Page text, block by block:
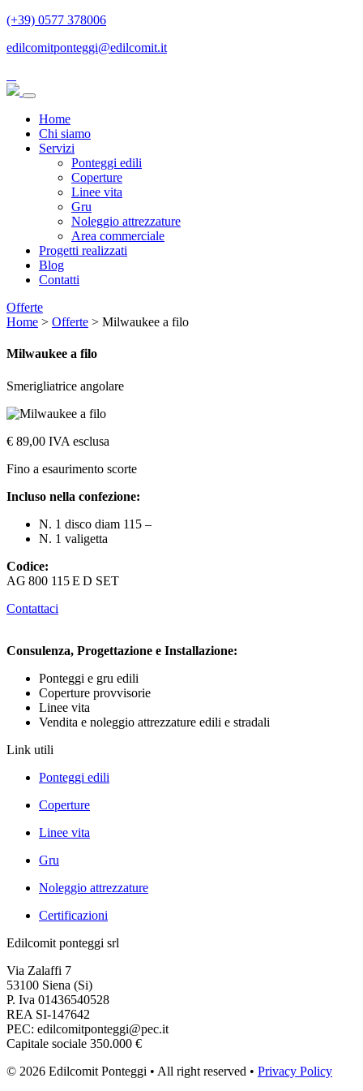
(+39) 0577 378006
edilcomitponteggi@edilcomit.it
Home
Chi siamo
Servizi
Ponteggi edili
Coperture
Linee vita
Gru
Noleggio attrezzature
Area commerciale
Progetti realizzati
Blog
Contatti
Offerte
Home > Offerte > Milwaukee a filo
Milwaukee a filo
Smerigliatrice angolare
€ 89,00 IVA esclusa
Fino a esaurimento scorte
Incluso nella confezione:
N. 1 disco diam 115 –
N. 1 valigetta
Codice:
AG 800 115 E D SET
Contattaci
Consulenza, Progettazione e Installazione:
Ponteggi e gru edili
Coperture provvisorie
Linee vita
Vendita e noleggio attrezzature edili e stradali
Link utili
Ponteggi edili
Coperture
Linee vita
Gru
Noleggio attrezzature
Certificazioni
Edilcomit ponteggi srl
Via Zalaffi 7
53100 Siena (Si)
P. Iva 01436540528
REA SI-147642
PEC: edilcomitponteggi@pec.it
Capitale sociale 350.000 €
© 2026 Edilcomit Ponteggi • All right reserved • Privacy Policy